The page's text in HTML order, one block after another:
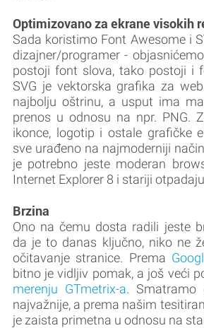
Optimizovano za ekrane visokih
Sada koristimo Font Awesome i
dizajner/programer -
postoji font slova, tako postoji i
SVG je vektorska grafika za
najbolju oštrinu, a usput ima
prenos u odnosu na npr. PNG.
ikonce, logotip i ostale grafičke
sve urađeno na najmoderniji
je potrebno jeste moderan
Internet Explorer 8 i stariji
Brzina
Ono na čemu dosta radili jeste
da je to danas ključno, niko ne
očitavanje stranice. Prema
bitno je vidljiv pomak, a još veći
merenju GTmetrix-a.
najvažnije, a prema našim
je zaista primetna u odnosu na